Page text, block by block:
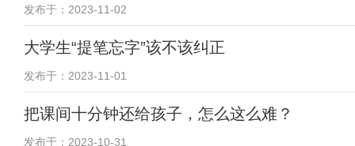
发布于：2023-11-02
大学生“提笔忘字”该不该纠正
发布于：2023-11-01
把课间十分钟还给孩子，怎么这么难？
发布于：2023-10-31